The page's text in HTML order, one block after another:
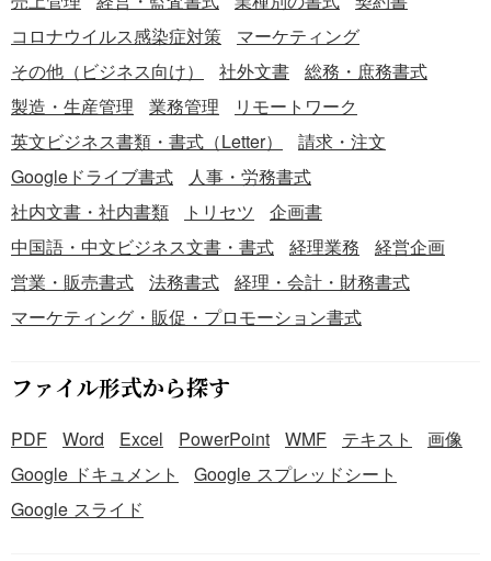
コロナウイルス感染症対策
マーケティング
その他（ビジネス向け）
社外文書
総務・庶務書式
製造・生産管理
業務管理
リモートワーク
英文ビジネス書類・書式（Letter）
請求・注文
Googleドライブ書式
人事・労務書式
社内文書・社内書類
トリセツ
企画書
中国語・中文ビジネス文書・書式
経理業務
経営企画
営業・販売書式
法務書式
経理・会計・財務書式
マーケティング・販促・プロモーション書式
ファイル形式から探す
PDF Word Excel PowerPoint WMF テキスト
画像
Google ドキュメント
Google スプレッドシート
Google スライド